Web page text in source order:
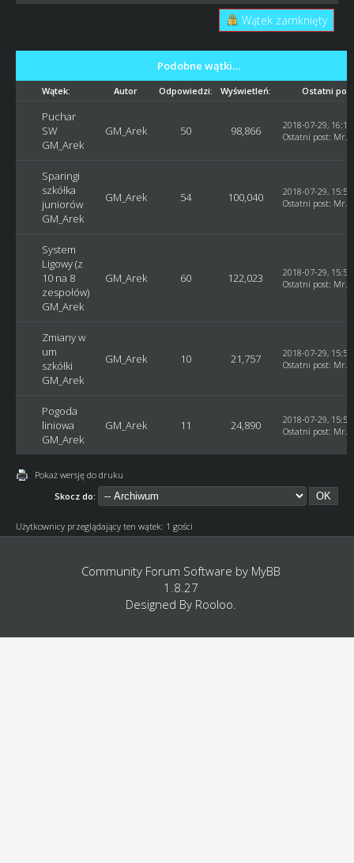
Wątek zamknięty
Podobne wątki…
Wątek: Autor Odpowiedzi: Wyświetleń: Ostatni
Puchar
SW
GM_Arek
GM_Arek 50 98,866
2018-07-29,
Ostatni post: Mr.
Sparingi
szkółka
juniorów
GM_Arek
GM_Arek 54 100,040
2018-07-29,
Ostatni post: Mr.
System
Ligowy (z
10 na 8
zespołów)
GM_Arek
GM_Arek 60 122,023
2018-07-29,
Ostatni post: Mr.
Zmiany w
um
szkółki
GM_Arek
GM_Arek 10 21,757
2018-07-29,
Ostatni post: Mr.
Pogoda
liniowa
GM_Arek
GM_Arek 11 24,890
2018-07-29,
Ostatni post: Mr.
Pokaż wersję do druku
Skocz do:
Użytkownicy przeglądający ten wątek: 1 gości
Community Forum Software by MyBB
1.8.27
Designed By Rooloo